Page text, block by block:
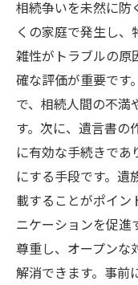
相続争いを未然に防
くの家庭で発生し
雑性がトラブルの原
確な評価が重要です
で、相続人間の不満
す。次に、遺言書の
に有効な手続きであ
にする手段です。遺
載することがポイン
ニケーションを促進
尊重し、オープンな
解消できます。事前